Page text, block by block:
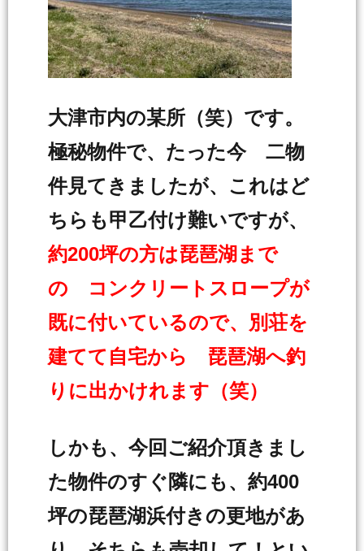
大津市内の某所（笑）です。
極秘物件で、たった今 二物
件見てきましたが、これはど
ちらも甲乙付け難いですが、
約200坪の方は琵琶湖まで
の コンクリートスロープが
既に付いているので、別荘を
建てて自宅から 琵琶湖へ釣
りに出かけれます（笑）
しかも、今回ご紹介頂きまし
た物件のすぐ隣にも、約400
坪の琵琶湖浜付きの更地があ